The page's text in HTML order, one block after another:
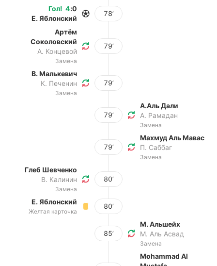
Гол! 4:0
Е. Яблонский
78’
Артём
Соколовский
А. Концевой
Замена
79’
В. Малькевич
К. Печенин
Замена
79’
79’
А.Аль Дали
А. Рамадан
Замена
79’
Махмуд Аль Мавас
П. Саббаг
Замена
Глеб Шевченко
В. Калинин
Замена
80’
Е. Яблонский
Желтая карточка
80’
85’
М. Альшейх
М. Аль Асвад
Замена
Mohammad Al